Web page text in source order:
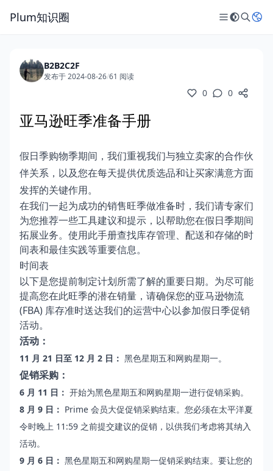
Plum知识圈
B2B2C2F
发布于 2024-08-26/61 阅读
0 0
亚马逊旺季准备手册
假日季购物季期间，我们重视我们与独立卖家的合作伙
伴关系，以及您在每天提供优质选品和让买家满意方面
发挥的关键作用。
在我们一起为成功的销售旺季做准备时，我们请专家们
为您推荐一些工具建议和提示，以帮助您在假日季期间
拓展业务。使用此手册查找库存管理、配送和存储的时
间表和最佳实践等重要信息。
时间表
以下是您提前制定计划所需了解的重要日期。为尽可能
提高您在此旺季的潜在销量，请确保您的亚马逊物流
(FBA) 库存准时送达我们的运营中心以参加假日季促销
活动。
活动：
11 月 21 日至 12 月 2 日： 黑色星期五和网购星期一。
促销采购：
6 月 11 日： 开始为黑色星期五和网购星期一进行促销采购。
8 月 9 日： Prime 会员大促促销采购结束。您必须在太平洋夏
令时晚上 11:59 之前提交建议的促销 ，以供我们考虑将其纳入
活动。
9 月 6 日： 黑色星期五和网购星期一促销采购结束。要让您的